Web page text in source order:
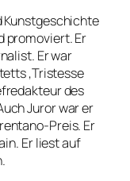
Kunstgeschichte
promoviert. Er
Er war
‚Tristesse
des
Juror war er
Preis. Er
Er liest auf